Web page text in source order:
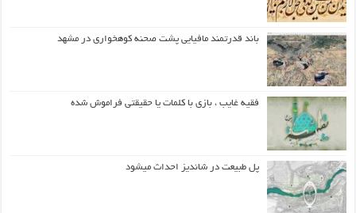
باند قدرتمند مافیایی پشت صحنه کوهخواری در مشهد
فقیه غایب ، بازی با کلمات یا حقیقتی فراموش شده
پل طبیعت در شاندیز احداث میشود